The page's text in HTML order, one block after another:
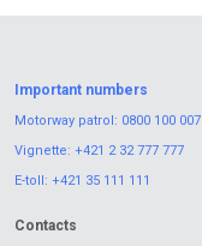
Important numbers
Motorway patrol: 0800 100 007
Vignette: +421 2 32 777 777
E-toll: +421 35 111 111
Contacts